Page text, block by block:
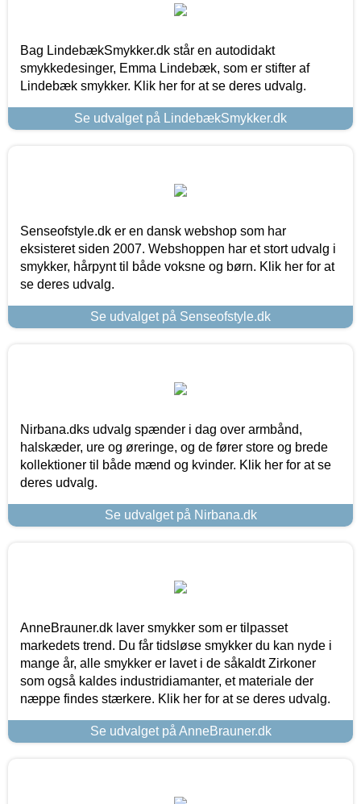
Bag LindebækSmykker.dk står en autodidakt
smykkedesinger, Emma Lindebæk, som er stifter af
Lindebæk smykker. Klik her for at se deres udvalg.
Se udvalget på LindebækSmykker.dk
Senseofstyle.dk er en dansk webshop som har
eksisteret siden 2007. Webshoppen har et stort udvalg i
smykker, hårpynt til både voksne og børn. Klik her for at
se deres udvalg.
Se udvalget på Senseofstyle.dk
Nirbana.dks udvalg spænder i dag over armbånd,
halskæder, ure og øreringe, og de fører store og brede
kollektioner til både mænd og kvinder. Klik her for at se
deres udvalg.
Se udvalget på Nirbana.dk
AnneBrauner.dk laver smykker som er tilpasset
markedets trend. Du får tidsløse smykker du kan nyde i
mange år, alle smykker er lavet i de såkaldt Zirkoner
som også kaldes industridiamanter, et materiale der
næppe findes stærkere. Klik her for at se deres udvalg.
Se udvalget på AnneBrauner.dk